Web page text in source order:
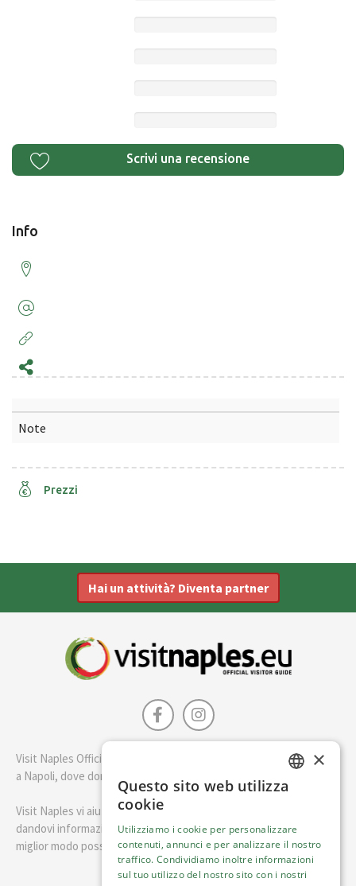
Scrivi una recensione
Info
Note
Prezzi
Hai un attività? Diventa partner
Visit Naples Official è la guida della città di Napoli. Scopri cosa fare
a Napoli, dove dormire e i migliori posti dove mangiare.
Visit Naples vi aiuterà a pianificare il vostro viaggio a Napoli
dandovi informazioni utili e consigli su come visitare Napoli nel
miglior modo possibile.
×
Questo sito web utilizza
cookie
Utilizziamo i cookie per personalizzare
contenuti, annunci e per analizzare il nostro
traffico. Condividiamo inoltre informazioni
sul tuo utilizzo del nostro sito con i nostri